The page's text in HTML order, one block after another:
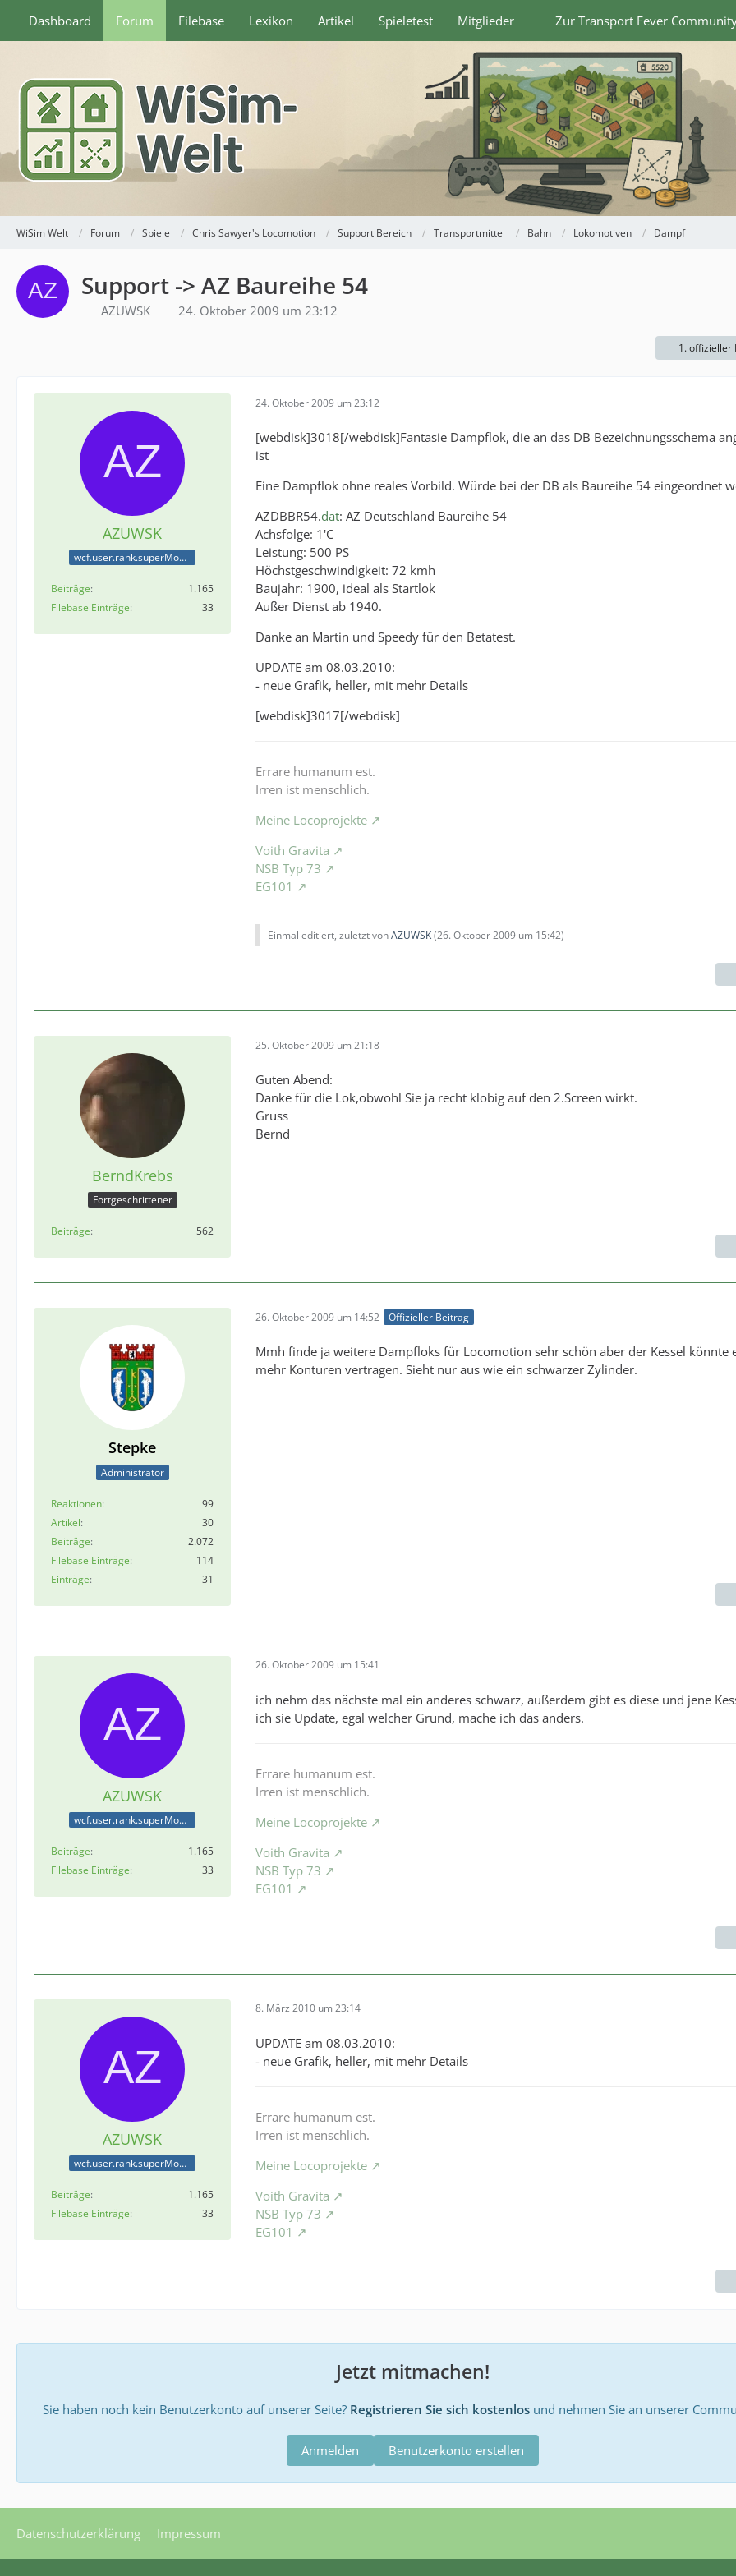
Dashboard Forum Filebase Lexikon Artikel Spieletest Mitglieder Zur Transport Fever
WiSim Welt Forum Spiele Chris Sawyer's Locomotion Support Bereich Transportmittel Bahn Lokomotiven Dampf
Support -> AZ Baureihe 54
AZUWSK 24. Oktober 2009 um 23:12
1. offizieller
AZUWSK
wcf.user.rank.superModerator
Beiträge
1.165
Filebase Einträge
33
24. Oktober 2009 um 23:12
[webdisk]3018[/webdisk]Fantasie Dampflok, die an das DB Bezeichnungsschema
ist
Eine Dampflok ohne reales Vorbild. Würde bei der DB als Baureihe 54 eingeordnet
AZDBBR54.dat: AZ Deutschland Baureihe 54
Achsfolge: 1'C
Leistung: 500 PS
Höchstgeschwindigkeit: 72 kmh
Baujahr: 1900, ideal als Startlok
Außer Dienst ab 1940.
Danke an Martin und Speedy für den Betatest.
UPDATE am 08.03.2010:
- neue Grafik, heller, mit mehr Details
[webdisk]3017[/webdisk]
Errare humanum est.
Irren ist menschlich.
Meine Locoprojekte
Voith Gravita
NSB Typ 73
EG101
Einmal editiert, zuletzt vonAZUWSK(26. Oktober 2009 um 15:42)
BerndKrebs
Fortgeschrittener
Beiträge 562
25. Oktober 2009 um 21:18
Guten Abend:
Danke für die Lok,obwohl Sie ja recht klobig auf den 2.Screen wirkt.
Gruss
Bernd
Stepke
Administrator
Reaktionen
99
Artikel
30
Beiträge
2.072
Filebase Einträge
114
Einträge
31
26. Oktober 2009 um 14:52 Offizieller Beitrag
Mmh finde ja weitere Dampfloks für Locomotion sehr schön aber der Kessel könnte
mehr Konturen vertragen. Sieht nur aus wie ein schwarzer Zylinder.
AZUWSK
wcf.user.rank.superModerator
Beiträge
1.165
Filebase Einträge
33
26. Oktober 2009 um 15:41
ich nehm das nächste mal ein anderes schwarz, außerdem gibt es diese und jene
ich sie Update, egal welcher Grund, mache ich das anders.
Errare humanum est.
Irren ist menschlich.
Meine Locoprojekte
Voith Gravita
NSB Typ 73
EG101
AZUWSK
wcf.user.rank.superModerator
Beiträge
1.165
Filebase Einträge
33
8. März 2010 um 23:14
UPDATE am 08.03.2010:
- neue Grafik, heller, mit mehr Details
Errare humanum est.
Irren ist menschlich.
Meine Locoprojekte
Voith Gravita
NSB Typ 73
EG101
Jetzt mitmachen!
Sie haben noch kein Benutzerkonto auf unserer Seite? Registrieren Sie sich kostenlosund nehmen Sie an unserer
Benutzerkonto erstellen
Anmelden
Datenschutzerklärung Impressum